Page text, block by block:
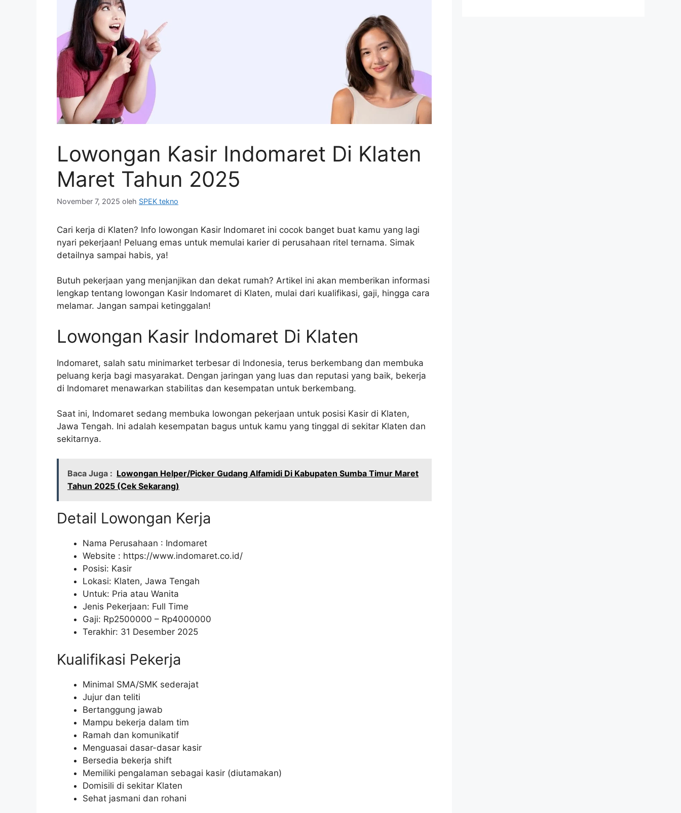
Lowongan Kasir Indomaret Di Klaten
Maret Tahun 2025
November 7, 2025 oleh SPEK tekno
Cari kerja di Klaten? Info lowongan Kasir Indomaret ini cocok banget buat kamu yang lagi
nyari pekerjaan! Peluang emas untuk memulai karier di perusahaan ritel ternama. Simak
detailnya sampai habis, ya!
Butuh pekerjaan yang menjanjikan dan dekat rumah? Artikel ini akan memberikan informasi
lengkap tentang lowongan Kasir Indomaret di Klaten, mulai dari kualifikasi, gaji, hingga cara
melamar. Jangan sampai ketinggalan!
Lowongan Kasir Indomaret Di Klaten
Indomaret, salah satu minimarket terbesar di Indonesia, terus berkembang dan membuka
peluang kerja bagi masyarakat. Dengan jaringan yang luas dan reputasi yang baik, bekerja
di Indomaret menawarkan stabilitas dan kesempatan untuk berkembang.
Saat ini, Indomaret sedang membuka lowongan pekerjaan untuk posisi Kasir di Klaten,
Jawa Tengah. Ini adalah kesempatan bagus untuk kamu yang tinggal di sekitar Klaten dan
sekitarnya.
Baca Juga : Lowongan Helper/Picker Gudang Alfamidi Di Kabupaten Sumba Timur Maret
Tahun 2025 (Cek Sekarang)
Detail Lowongan Kerja
Nama Perusahaan : Indomaret
Website : https://www.indomaret.co.id/
Posisi: Kasir
Lokasi: Klaten, Jawa Tengah
Untuk: Pria atau Wanita
Jenis Pekerjaan: Full Time
Gaji: Rp2500000 – Rp4000000
Terakhir: 31 Desember 2025
Kualifikasi Pekerja
Minimal SMA/SMK sederajat
Jujur dan teliti
Bertanggung jawab
Mampu bekerja dalam tim
Ramah dan komunikatif
Menguasai dasar-dasar kasir
Bersedia bekerja shift
Memiliki pengalaman sebagai kasir (diutamakan)
Domisili di sekitar Klaten
Sehat jasmani dan rohani